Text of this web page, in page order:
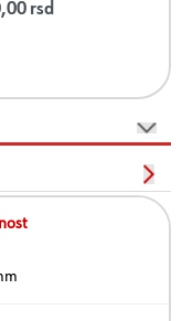
rsd